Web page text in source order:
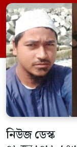
ভিত্তিতে
এক সদস্যকে
সূত্রে জানা
ভিত্তিতে
[…]
নিউজ ডেস্ক